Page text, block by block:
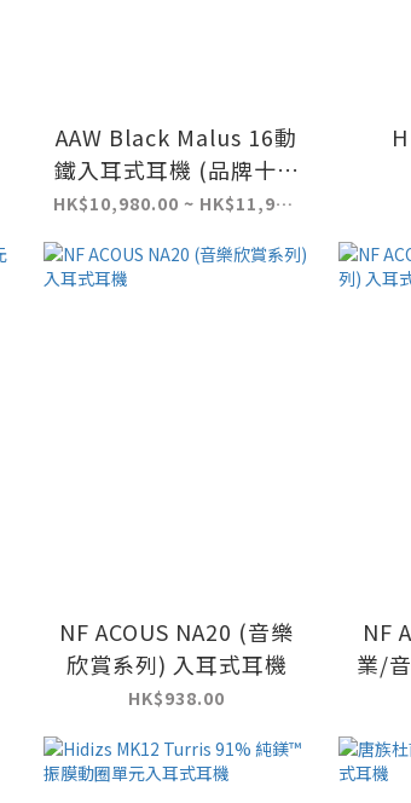
AAW Black Malus 16動
鐵入耳式耳機 (品牌十周
年紀念款)
HK$10,980.00 ~ HK$11,980.00
NF ACOUS NA20 (音樂
欣賞系列) 入耳式耳機
HK$938.00
NF
業/